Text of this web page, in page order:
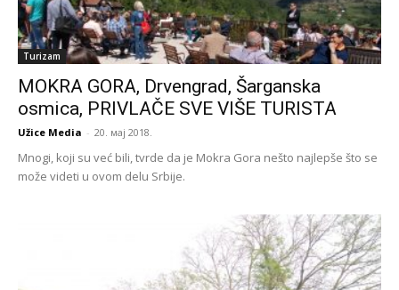
Turizam
MOKRA GORA, Drvengrad, Šarganska
osmica, PRIVLAČE SVE VIŠE TURISTA
Užice Media - 20. мај 2018.
Mnogi, koji su već bili, tvrde da je Mokra Gora nešto najlepše što se
može videti u ovom delu Srbije.